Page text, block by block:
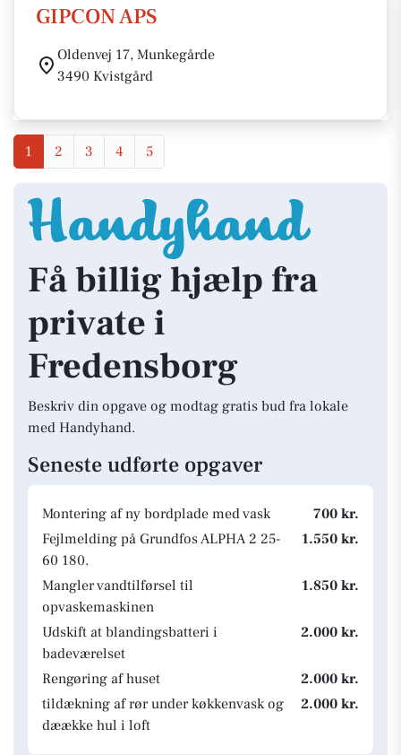
GIPCON APS
Oldenvej 17, Munkegårde
3490 Kvistgård
1 2 3 4 5
Få billig hjælp fra
private i
Fredensborg
Beskriv din opgave og modtag gratis bud fra lokale
med Handyhand.
Seneste udførte opgaver
Montering af ny bordplade med vask
700 kr.
Fejlmelding på Grundfos ALPHA 2 25-
60 180.
1.550 kr.
Mangler vandtilførsel til
opvaskemaskinen
1.850 kr.
Udskift at blandingsbatteri i
badeværelset
2.000 kr.
Rengøring af huset
2.000 kr.
tildækning af rør under køkkenvask og
dæække hul i loft
2.000 kr.